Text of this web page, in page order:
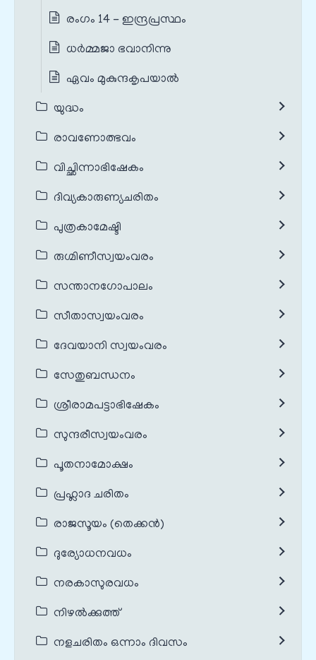
രംഗം 14 - ഇന്ദ്രപ്രസ്ഥം
ധർമ്മജാ ഭവാനിന്നു
ഏവം മുകുന്ദകൃപയാൽ
യുദ്ധം
രാവണോത്ഭവം
വിച്ഛിന്നാഭിഷേകം
ദിവ്യകാരുണ്യചരിതം
പുത്രകാമേഷ്ടി
രുഗ്മിണീസ്വയംവരം
സന്താനഗോപാലം
സീതാസ്വയംവരം
ദേവയാനി സ്വയംവരം
സേതുബന്ധനം
ശ്രീരാമപട്ടാഭിഷേകം
സുന്ദരീസ്വയംവരം
പൂതനാമോക്ഷം
പ്രഹ്ലാദ ചരിതം
രാജസൂയം (തെക്കൻ)
ദുര്യോധനവധം
നരകാസുരവധം
നിഴൽക്കുത്ത്
നളചരിതം ഒന്നാം ദിവസം